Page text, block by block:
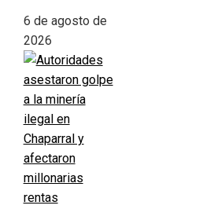
6 de agosto de
2026